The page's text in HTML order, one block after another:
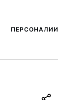
ПЕРСОНАЛИИ